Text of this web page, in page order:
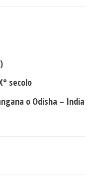
secolo
o Odisha – India